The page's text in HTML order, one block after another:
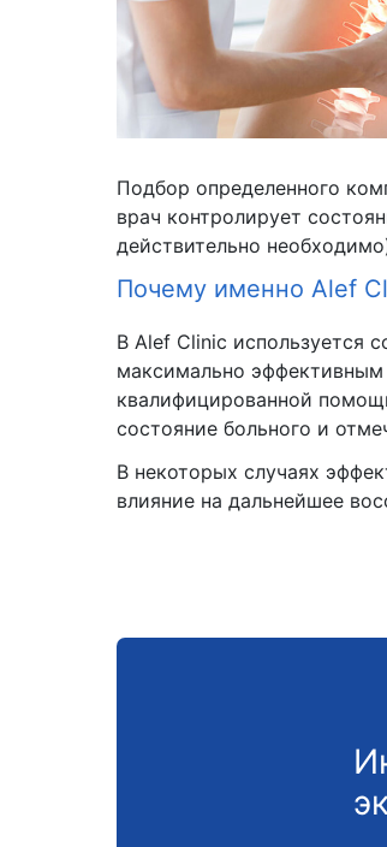
Подбор определенного
врач контролирует
действительно
Почему именно Alef
В Alef Clinic используется
максимально
квалифицированной
состояние больного и
В некоторых случаях
влияние на дальнейшее